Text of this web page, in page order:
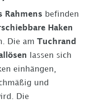
Rahmens befinden
Haken
Die am
Tuchrand
lassen sich
einhängen,
und
Die